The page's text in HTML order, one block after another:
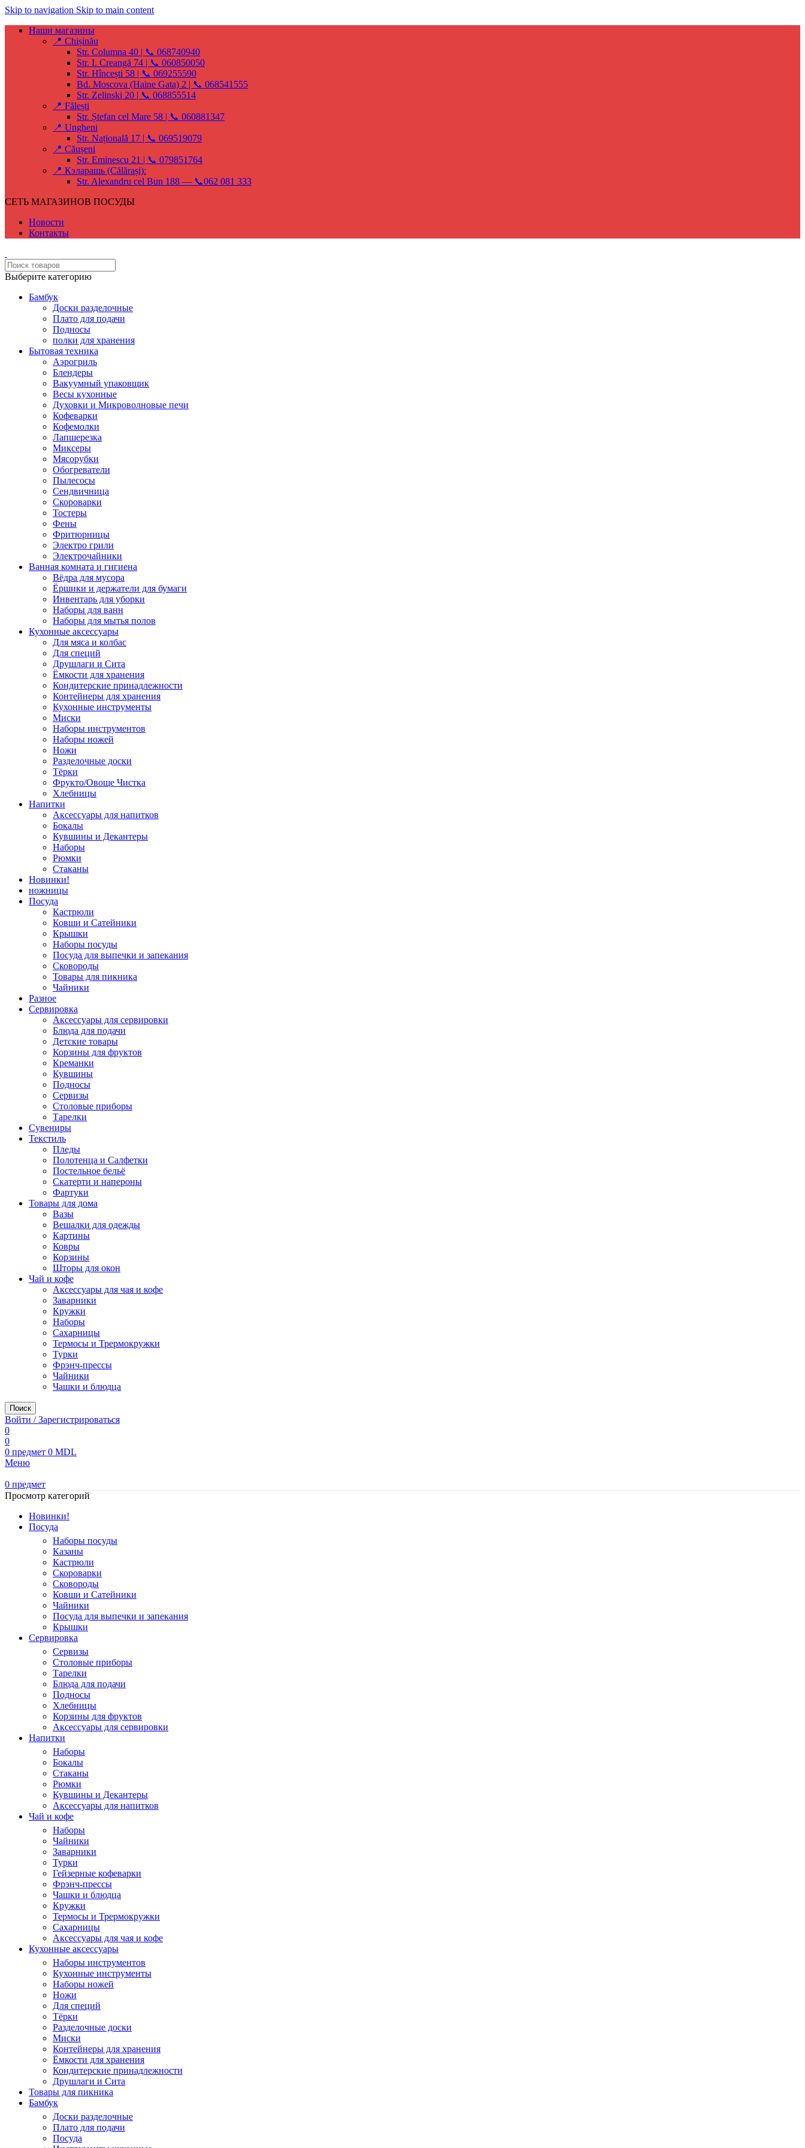
Skip to navigation Skip to main content
Наши магазины
📍 Chișinău
Str. Columna 40 | 📞 068740940
Str. I. Creangă 74 | 📞 060850050
Str. Hîncești 58 | 📞 069255590
Bd. Moscova (Haine Gata) 2 | 📞 068541555
Str. Zelinski 20 | 📞 068855514
📍 Fălești
Str. Ștefan cel Mare 58 | 📞 060881347
📍 Ungheni
Str. Națională 17 | 📞 069519079
📍 Căușeni
Str. Eminescu 21 | 📞 079851764
📍 Кэларашь (Călărași):
Str. Alexandru cel Bun 188 — 📞062 081 333
СЕТЬ МАГАЗИНОВ ПОСУДЫ
Новости
Контакты
Выберите категорию
Бамбук
Доски разделочные
Плато для подачи
Подносы
полки для хранения
Бытовая техника
Аэрогриль
Блендеры
Вакуумный упаковщик
Весы кухонные
Духовки и Микроволновые печи
Кофеварки
Кофемолки
Лапшерезка
Миксеры
Мясорубки
Обогреватели
Пылесосы
Сендвичница
Скороварки
Тостеры
Фены
Фритюрницы
Электро грили
Электрочайники
Ванная комната и гигиена
Вёдра для мусора
Ёршики и держатели для бумаги
Инвентарь для уборки
Наборы для ванн
Наборы для мытья полов
Кухонные аксессуары
Для мяса и колбас
Для специй
Друшлаги и Сита
Ёмкости для хранения
Кондитерские принадлежности
Контейнеры для хранения
Кухонные инструменты
Миски
Наборы инструментов
Наборы ножей
Ножи
Разделочные доски
Тёрки
Фрукто/Овоще Чистка
Хлебницы
Напитки
Аксессуары для напитков
Бокалы
Кувшины и Декантеры
Наборы
Рюмки
Стаканы
Новинки!
ножницы
Посуда
Кастрюли
Ковши и Сатейники
Крышки
Наборы посуды
Посуда для выпечки и запекания
Сковороды
Товары для пикника
Чайники
Разное
Сервировка
Аксессуары для сервировки
Блюда для подачи
Детские товары
Корзины для фруктов
Креманки
Кувшины
Подносы
Сервизы
Столовые приборы
Тарелки
Сувениры
Текстиль
Пледы
Полотенца и Салфетки
Постельное бельё
Скатерти и напероны
Фартуки
Товары для дома
Вазы
Вешалки для одежды
Картины
Ковры
Корзины
Шторы для окон
Чай и кофе
Аксессуары для чая и кофе
Заварники
Кружки
Наборы
Сахарницы
Термосы и Трермокружки
Турки
Фрэнч-прессы
Чайники
Чашки и блюдца
Поиск
Войти / Зарегистрироваться
0
0
0 предмет 0 MDL
Меню
0 предмет
Просмотр категорий
Новинки!
Посуда
Наборы посуды
Казаны
Кастрюли
Скороварки
Сковороды
Ковши и Сатейники
Чайники
Посуда для выпечки и запекания
Крышки
Сервировка
Сервизы
Столовые приборы
Тарелки
Блюда для подачи
Подносы
Хлебницы
Корзины для фруктов
Аксессуары для сервировки
Напитки
Наборы
Бокалы
Стаканы
Рюмки
Кувшины и Декантеры
Аксессуары для напитков
Чай и кофе
Наборы
Чайники
Заварники
Турки
Гейзерные кофеварки
Фрэнч-прессы
Чашки и блюдца
Кружки
Термосы и Трермокружки
Сахарницы
Аксессуары для чая и кофе
Кухонные аксессуары
Наборы инструментов
Кухонные инструменты
Наборы ножей
Ножи
Для специй
Тёрки
Разделочные доски
Миски
Контейнеры для хранения
Ёмкости для хранения
Кондитерские принадлежности
Друшлаги и Сита
Товары для пикника
Бамбук
Доски разделочные
Плато для подачи
Посуда